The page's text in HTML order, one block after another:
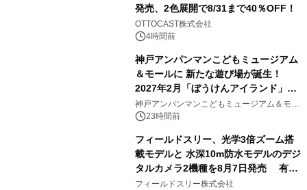
発売、2色展開で8/31まで40％OFF！
OTTOCAST株式会社
4時間前
神戸アンパンマンこどもミュージアム
＆モールに 新たな遊び場が誕生！
2027年2月「ぼうけんアイランド」が
オープン
神戸アンパンマンこどもミュージアム＆モー
ル 23時間前
フィールドスリー、光学3倍ズーム搭
載モデルと 水深10m防水モデルのデジ
タルカメラ2機種を8月7日発売 有効
約1300万画素、用途別に選べるコンデ
フィールドスリー株式会社